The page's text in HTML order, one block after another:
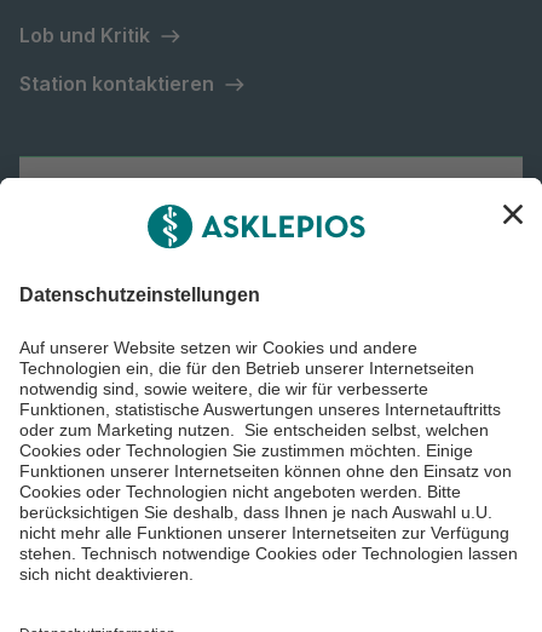
Lob und Kritik
Station kontaktieren
Asklepios Gruppe
Impressum